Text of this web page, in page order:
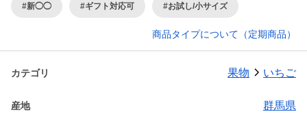
#新◯◯ #ギフト対応可 #お試し/小サイズ
商品タイプについて（定期商品）
カテゴリ 果物 いちご
産地 群馬県